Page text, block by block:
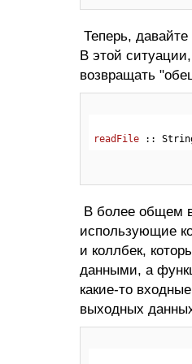
Теперь,
В этой
возвращать
readFile ::
В более общем
использующие
и коллбек,
данными, а
какие-то
выходных